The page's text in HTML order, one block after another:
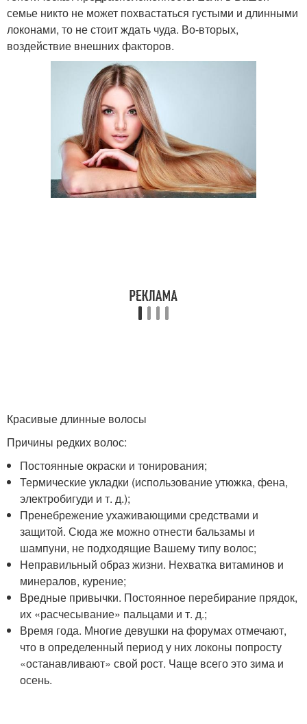
семье никто не может похвастаться густыми и длинными
локонами, то не стоит ждать чуда. Во-вторых,
воздействие внешних факторов.
Красивые длинные волосы
Причины редких волос:
Постоянные окраски и тонирования;
Термические укладки (использование утюжка, фена,
электробигуди и т. д.);
Пренебрежение ухаживающими средствами и
защитой. Сюда же можно отнести бальзамы и
шампуни, не подходящие Вашему типу волос;
Неправильный образ жизни. Нехватка витаминов и
минералов, курение;
Вредные привычки. Постоянное перебирание прядок,
их «расчесывание» пальцами и т. д.;
Время года. Многие девушки на форумах отмечают,
что в определенный период у них локоны попросту
«останавливают» свой рост. Чаще всего это зима и
осень.